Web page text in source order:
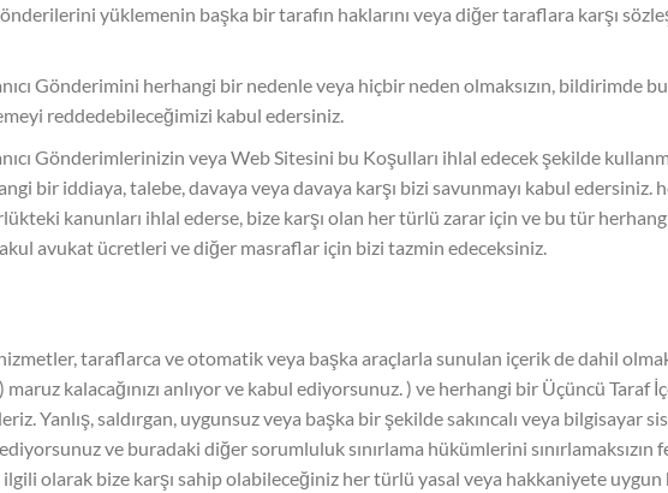
yüklemenin başka bir tarafın haklarını veya diğer taraflara karşı
Gönderimini herhangi bir nedenle veya hiçbir neden olmaksızın, bildirimde
reddedebileceğimizi kabul edersiniz.
Gönderimlerinizin veya Web Sitesini bu Koşulları ihlal edecek şekilde
bir iddiaya, talebe, davaya veya davaya karşı bizi savunmayı kabul edersiniz.
kanunları ihlal ederse, bize karşı olan her türlü zarar için ve bu tür
avukat ücretleri ve diğer masraflar için bizi tazmin edeceksiniz.
taraflarca ve otomatik veya başka araçlarla sunulan içerik de dahil
kalacağınızı anlıyor ve kabul ediyorsunuz. ) ve herhangi bir Üçüncü Taraf
Yanlış, saldırgan, uygunsuz veya başka bir şekilde sakıncalı veya bilgisayar
ve buradaki diğer sorumluluk sınırlama hükümlerini sınırlamaksızın
olarak bize karşı sahip olabileceğiniz her türlü yasal veya hakkaniyete uygun